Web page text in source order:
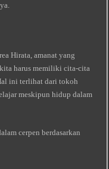
Hirata, amanat yang
harus memiliki cita-cita
ini terlihat dari tokoh
meskipun hidup dalam
cerpen berdasarkan